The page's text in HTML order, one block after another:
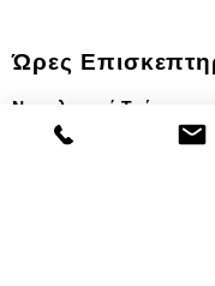
Ώρες
Νοσηλευτικά Τμήματα
Χειμερινό ωράριο: 11.00-13.00